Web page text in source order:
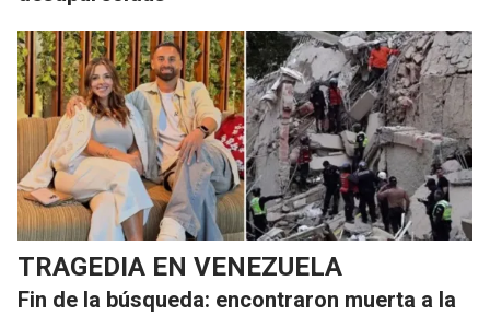
TRAGEDIA EN VENEZUELA
Fin de la búsqueda: encontraron muerta a la